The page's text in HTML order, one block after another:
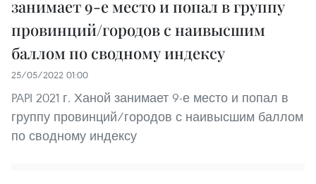
занимает 9-е место и попал в группу
провинций/городов с наивысшим
баллом по сводному индексу
25/05/2022 01:00
PAPI 2021 г. Ханой занимает 9-е место и попал в
группу провинций/городов с наивысшим баллом
по сводному индексу